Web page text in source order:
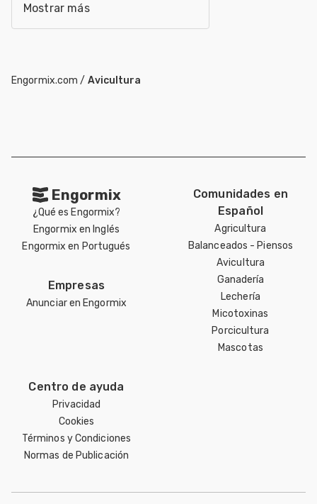
Mostrar más
Engormix.com / Avicultura
Engormix
¿Qué es Engormix?
Engormix en Inglés
Engormix en Portugués
Empresas
Anunciar en Engormix
Comunidades en
Español
Agricultura
Balanceados - Piensos
Avicultura
Ganadería
Lechería
Micotoxinas
Porcicultura
Mascotas
Centro de ayuda
Privacidad
Cookies
Términos y Condiciones
Normas de Publicación